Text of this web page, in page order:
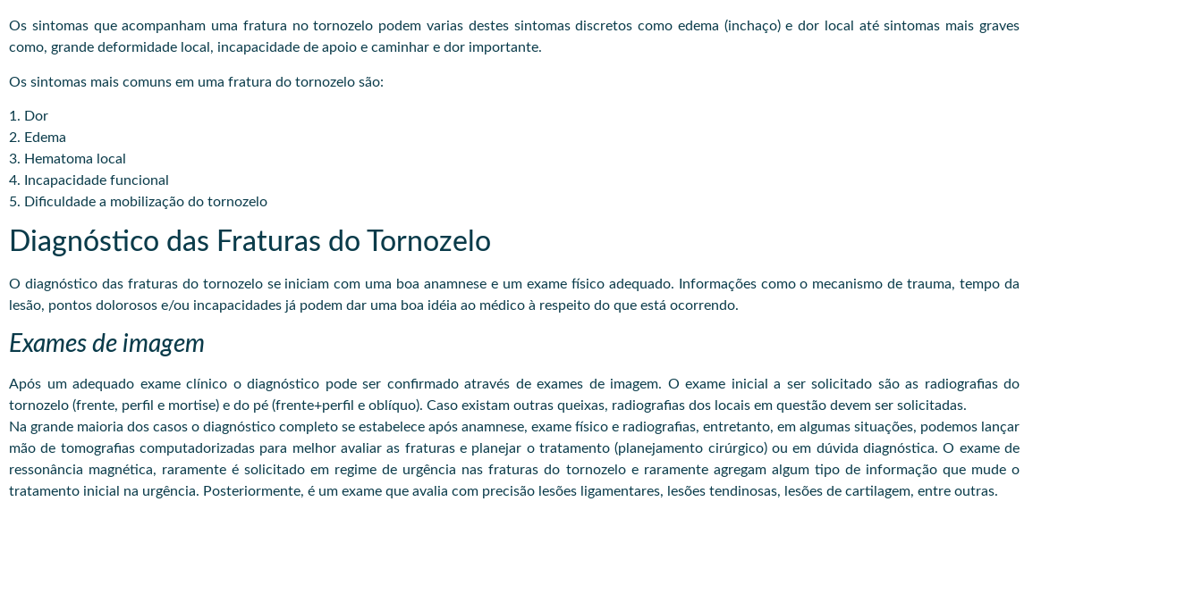
Os sintomas que acompanham uma fratura no tornozelo podem varias destes sintomas discretos como edema (inchaço) e dor local até sintomas mais graves
como, grande deformidade local, incapacidade de apoio e caminhar e dor importante.
Os sintomas mais comuns em uma fratura do tornozelo são:
1. Dor
2. Edema
3. Hematoma local
4. Incapacidade funcional
5. Dificuldade a mobilização do tornozelo
Diagnóstico das Fraturas do Tornozelo
O diagnóstico das fraturas do tornozelo se iniciam com uma boa anamnese e um exame físico adequado. Informações como o mecanismo de trauma, tempo da
lesão, pontos dolorosos e/ou incapacidades já podem dar uma boa idéia ao médico à respeito do que está ocorrendo.
Exames de imagem
Após um adequado exame clínico o diagnóstico pode ser confirmado através de exames de imagem. O exame inicial a ser solicitado são as radiografias do
tornozelo (frente, perfil e mortise) e do pé (frente+perfil e oblíquo). Caso existam outras queixas, radiografias dos locais em questão devem ser solicitadas.
Na grande maioria dos casos o diagnóstico completo se estabelece após anamnese, exame físico e radiografias, entretanto, em algumas situações, podemos lançar
mão de tomografias computadorizadas para melhor avaliar as fraturas e planejar o tratamento (planejamento cirúrgico) ou em dúvida diagnóstica. O exame de
ressonância magnética, raramente é solicitado em regime de urgência nas fraturas do tornozelo e raramente agregam algum tipo de informação que mude o
tratamento inicial na urgência. Posteriormente, é um exame que avalia com precisão lesões ligamentares, lesões tendinosas, lesões de cartilagem, entre outras.